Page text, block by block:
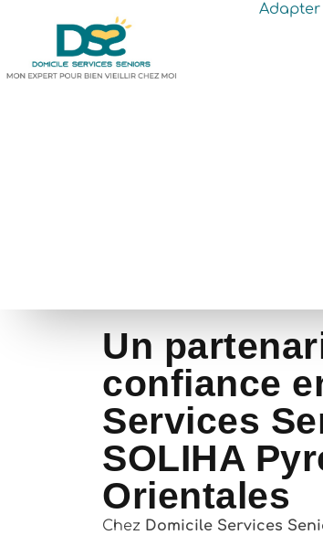
Un
confiance
Services
SOLIHA
Orientales
Chez Domicile Services